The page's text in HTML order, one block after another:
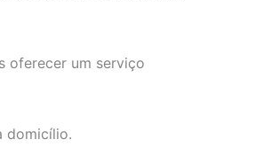
oferecer um serviço
domicílio.